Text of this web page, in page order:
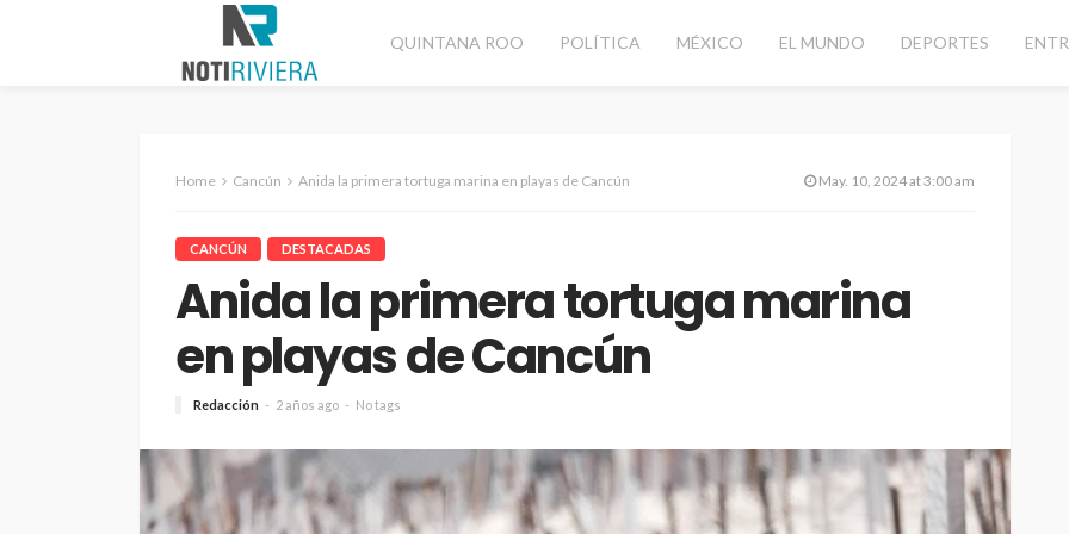
QUINTANA ROO POLÍTICA MÉXICO EL MUNDO DEPORTES
Home Cancún Anida la primera tortuga marina en playas de Cancún May. 10, 2024 at 3:00 am
CANCÚN DESTACADAS
Anida la primera tortuga marina
en playas de Cancún
Redacción 2 años ago No tags
CANCÚN DESTACADAS
CANCÚN